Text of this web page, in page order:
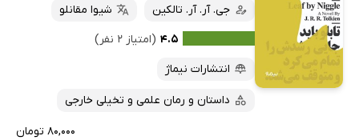
داغ‌ترین‌ها
پرفروش‌ها
ارزان ترین‌ها
کتاب‌های صوتی
کتاب‌های متنی
جی. آر. آر. تالکین
شیوا مقانلو
۴.۵ (امتیاز ۲ نفر)
انتشارات نیماژ
داستان و رمان علمی و تخیلی خارجی
۸۰,۰۰۰ تومان